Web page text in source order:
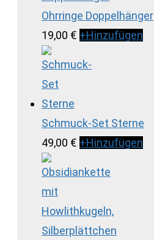
Ohrringe Doppelhänger
19,00 € +Hinzufügen
Schmuck-Set Sterne
49,00 € +Hinzufügen